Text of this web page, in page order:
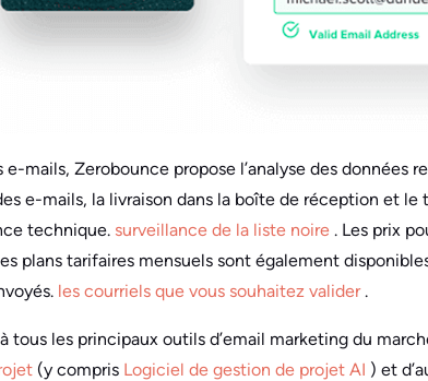
mails, Zerobounce propose l’analyse des données
e-mails, la livraison dans la boîte de réception et le
technique. surveillance de la liste noire . Les prix
plans tarifaires mensuels sont également
les courriels que vous souhaitez valider .
tous les principaux outils d’email marketing du
(y compris Logiciel de gestion de projet AI ) et